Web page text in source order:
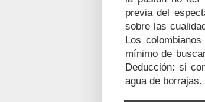
previa del
sobre las
Los
mínimo de
Deducción: si
agua de borrajas.